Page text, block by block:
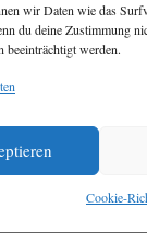
wir Daten wie das
du deine Zustimmung
beeinträchtigt werden.
Cookie-
Webseite stellt Inhalte
HafenCity Zeitung zur
Version ist unter